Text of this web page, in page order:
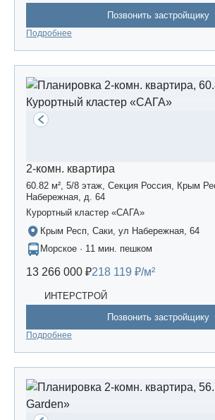
Позвонить застройщику
Подробнее
2-комн. квартира
60.82 м², 5/8 этаж, Секция Россия, Крым
Набережная, д. 64
Курортный кластер «САГА»
Крым Респ, Саки, ул Набережная, 64
Морское · 11 мин. пешком
13 266 000 ₽218 119 ₽/м²
ИНТЕРСТРОЙ
Позвонить застройщику
Подробнее